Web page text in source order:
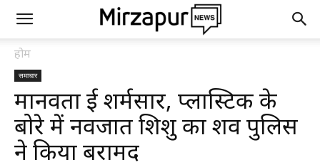
होम
समाचार
मानवता हुई शर्मसार, प्लास्टिक के
बोरे में नवजात शिशु का शव पुलिस
ने किया बरामद